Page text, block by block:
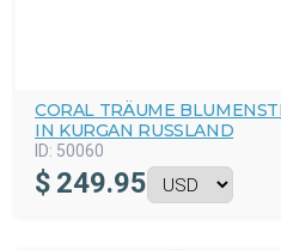
CORAL TRÄUME
N KURGAN RUSSLAND
ID: 50060
$ 249.95